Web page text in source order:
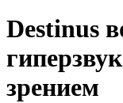
Destinus
зрением